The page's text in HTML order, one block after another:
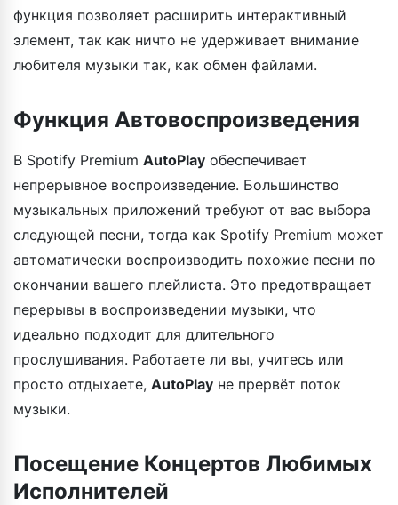
функция позволяет расширить интерактивный
элемент, так как ничто не удерживает внимание
любителя музыки так, как обмен файлами.
Функция Автовоспроизведения
В Spotify Premium AutoPlay обеспечивает
непрерывное воспроизведение. Большинство
музыкальных приложений требуют от вас выбора
следующей песни, тогда как Spotify Premium может
автоматически воспроизводить похожие песни по
окончании вашего плейлиста. Это предотвращает
перерывы в воспроизведении музыки, что
идеально подходит для длительного
прослушивания. Работаете ли вы, учитесь или
просто отдыхаете, AutoPlay не прервёт поток
музыки.
Посещение Концертов Любимых
Исполнителей